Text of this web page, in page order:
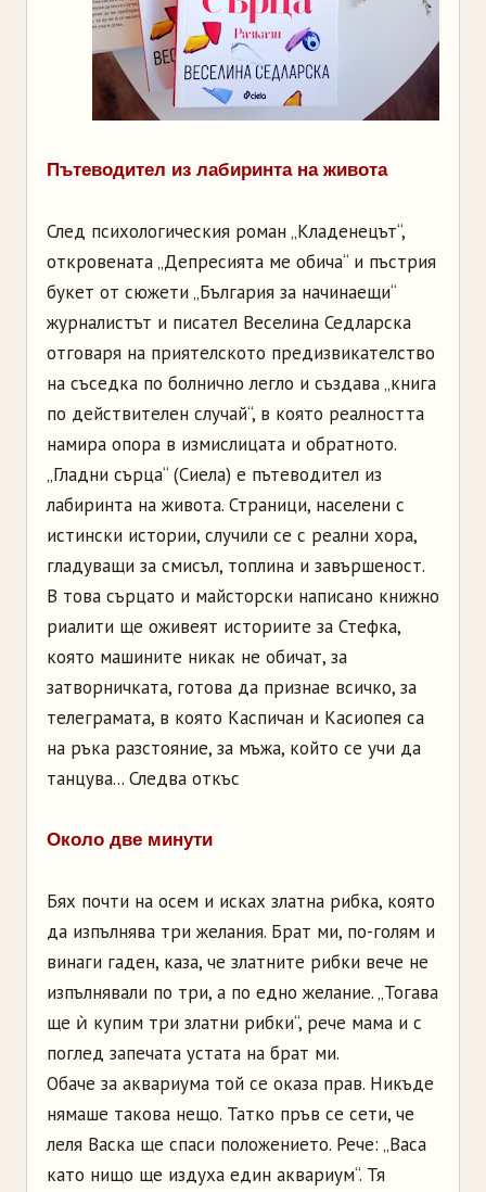
Пътеводител из лабиринта на живота
След психологическия роман „Кладенецът“,
откровената „Депресията ме обича“ и пъстрия
букет от сюжети „България за начинаещи“
журналистът и писател Веселина Седларска
отговаря на приятелското предизвикателство
на съседка по болнично легло и създава „книга
по действителен случай“, в която реалността
намира опора в измислицата и обратното.
„Гладни сърца“ (Сиела) е пътеводител из
лабиринта на живота. Страници, населени с
истински истории, случили се с реални хора,
гладуващи за смисъл, топлина и завършеност.
В това сърцато и майсторски написано книжно
риалити ще оживеят историите за Стефка,
която машините никак не обичат, за
затворничката, готова да признае всичко, за
телеграмата, в която Каспичан и Касиопея са
на ръка разстояние, за мъжа, който се учи да
танцува... Следва откъс
Около две минути
Бях почти на осем и исках златна рибка, която
да изпълнява три желания. Брат ми, по-голям и
винаги гаден, каза, че златните рибки вече не
изпълнявали по три, а по едно желание. „Тогава
ще ѝ купим три златни рибки“, рече мама и с
поглед запечата устата на брат ми.
Обаче за аквариума той се оказа прав. Никъде
нямаше такова нещо. Татко пръв се сети, че
леля Васка ще спаси положението. Рече: „Васа
като нищо ще издуха един аквариум“. Тя